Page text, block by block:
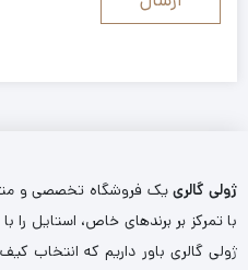
ژولی گالرییک فروشگاه تخصصی و
با تمرکز بر برندهای خاص، استایل را
ژولی گالری باور داریم که انتخاب